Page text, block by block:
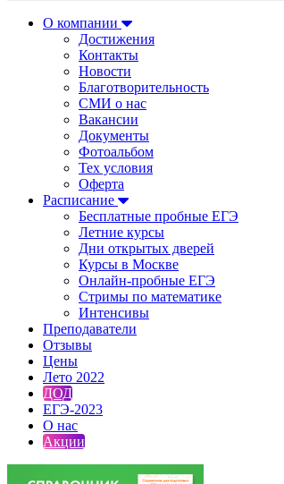
О компании
Достижения
Контакты
Новости
Благотворительность
СМИ о нас
Вакансии
Документы
Фотоальбом
Тех условия
Оферта
Расписание
Бесплатные пробные ЕГЭ
Летние курсы
Дни открытых дверей
Курсы в Москве
Онлайн-пробные ЕГЭ
Стримы по математике
Интенсивы
Преподаватели
Отзывы
Цены
Лето 2022
ДОД
ЕГЭ-2023
О нас
Акции